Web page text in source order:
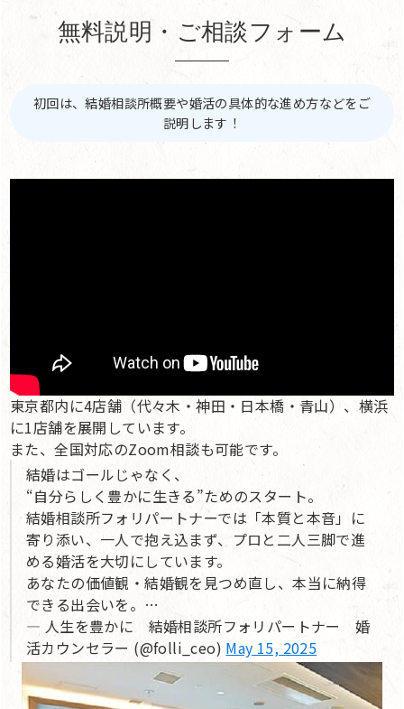
無料説明・ご相談フォーム
初回は、結婚相談所概要や婚活の具体的な進め方などをご
説明します！
東京都内に4店舗（代々木・神田・日本橋・青山）、横浜
に1店舗を展開しています。
また、全国対応のZoom相談も可能です。
結婚はゴールじゃなく、
“自分らしく豊かに生きる”ためのスタート。
結婚相談所フォリパートナーでは「本質と本音」に
寄り添い、一人で抱え込まず、プロと二人三脚で進
める婚活を大切にしています。
あなたの価値観・結婚観を見つめ直し、本当に納得
できる出会いを。…
— 人生を豊かに 結婚相談所フォリパートナー 婚
活カウンセラー (@folli_ceo) May 15, 2025